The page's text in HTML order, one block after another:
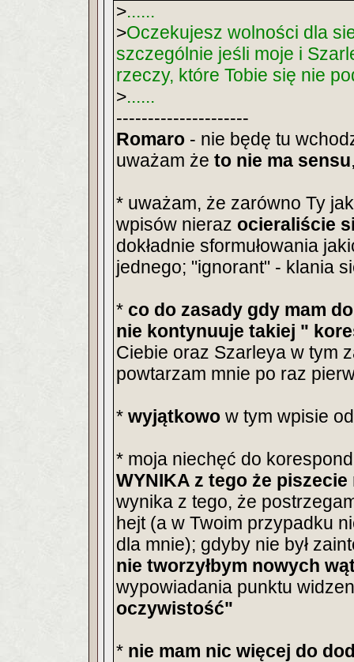
>......
>Oczekujesz wolności dla
szczególnie jeśli moje i
rzeczy, które Tobie się nie
>......
---------------------
Romaro - nie będę tu
uważam że to nie ma sensu
* uważam, że zarówno Ty
wpisów nieraz ocieraliście
dokładnie sformułowania
jednego; "ignorant" - klania
* co do zasady gdy mam
nie kontynuuje takiej "
Ciebie oraz Szarleya w tym
powtarzam mnie po raz
* wyjątkowo w tym wpisie
* moja niechęć do
WYNIKA z tego że
wynika z tego, że
hejt (a w Twoim przypadku
dla mnie); gdyby nie był
nie tworzyłbym nowych
wypowiadania punktu
oczywistość"
* nie mam nic więcej do